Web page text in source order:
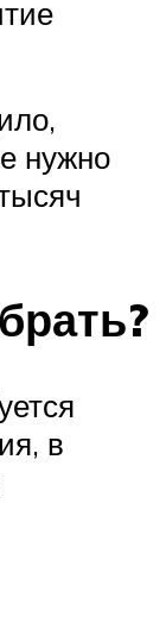
нужно
в